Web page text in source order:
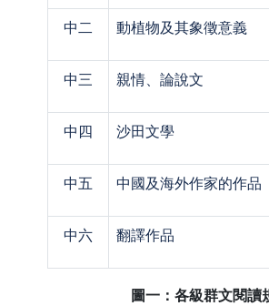
中二 動植物及其象徵意義
中三 親情、論說文
中四 沙田文學
中五 中國及海外作家的作品
中六 翻譯作品
圖一：各級群文閱讀